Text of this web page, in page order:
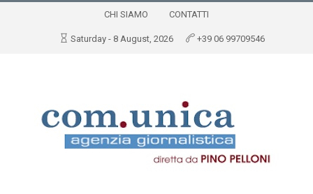
CHI SIAMO CONTATTI
Saturday - 8 August, 2026 +39 06 99709546